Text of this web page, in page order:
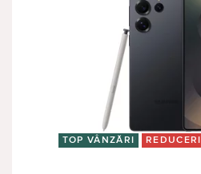
TOP VÂNZĂRI REDUCERI